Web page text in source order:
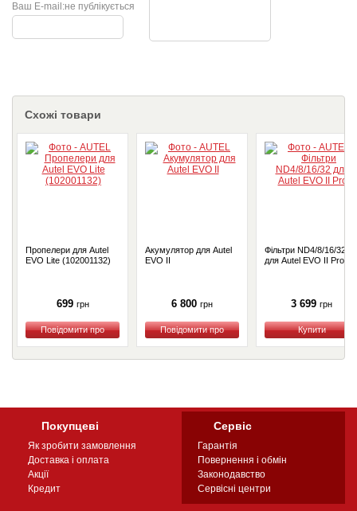
не публікується
Ваш E-mail:
Схожі товари
Пропелери для Autel
EVO Lite (102001132)
699 грн
Купити
Акумулятор для Autel
EVO II
6 800 грн
Купити
Фільтри ND4/8/16/32
для Autel EVO II Pro
3 699 грн
Купити
Покупцеві
Як зробити замовлення
Доставка і оплата
Акції
Кредит
Сервіс
Гарантія
Повернення і обмін
Законодавство
Сервісні центри